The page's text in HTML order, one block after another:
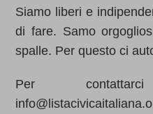
Siamo liberi e
di fare. Samo
spalle. Per questo ci
Per